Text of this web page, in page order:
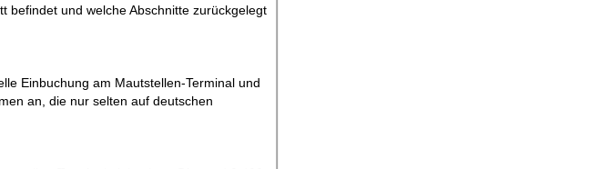
befindet und welche Abschnitte zurückgelegt
Einbuchung am Mautstellen-Terminal und
an, die nur selten auf deutschen